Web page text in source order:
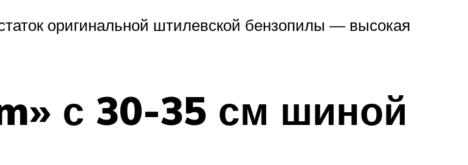
оригинальной штилевской бензопилы — высокая
с 30-35 см шиной